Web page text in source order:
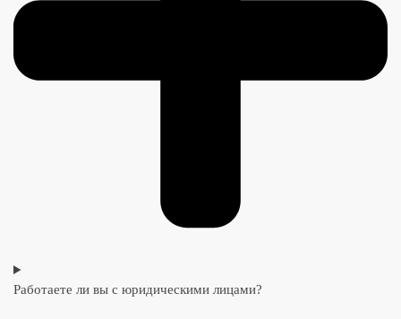
Работаете ли вы с юридическими лицами?